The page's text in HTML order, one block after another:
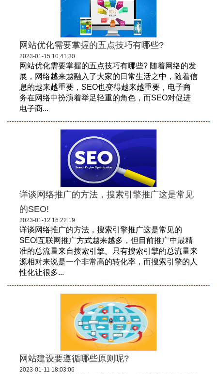
网站优化需要掌握的五点技巧有哪些?
2023-01-15 10:41:30
网站优化需要掌握的五点技巧有哪些? 随着网络的发
展，网络越来越融入了大家的日常生活之中，随着信
息的越来越重要，SEO也变得越来越重要，电子商
务在网络中扮演着举足轻重的角色，而SEO对促进
电子商...
详谈网络推广的方法，搜索引擎推广这是常见
的SEO!
2023-01-12 16:22:19
详谈网络推广的方法，搜索引擎推广这是常见的
SEO!互联网推广方式越来越多，但目前推广中最精
准的总流量来自搜索引擎。只有搜索引擎的总流量来
源相对来说是一个非常高的转化率，而搜索引擎的人
性化让很多...
网站建设要遵循哪些原则呢?
2023-01-11 18:03:06